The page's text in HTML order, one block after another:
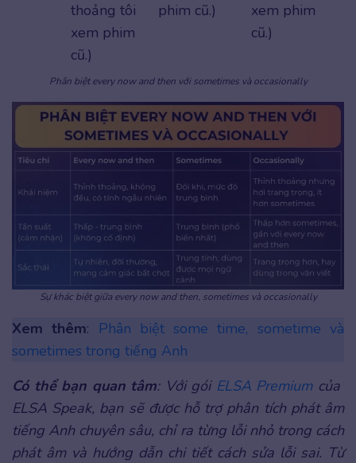
thoảng tôi
xem phim
cũ.)
phim cũ.)
xem phim
cũ.)
Phân biệt every now and then với sometimes và occasionally
Sự khác biệt giữa every now and then, sometimes và occasionally
Xem thêm:
Phân biệt some time, sometime và
sometimes trong tiếng Anh
Có thể bạn quan tâm: Với gói ELSA Premiumcủa
ELSA Speak, bạn sẽ được hỗ trợ phân tích phát âm
tiếng Anh chuyên sâu, chỉ ra từng lỗi nhỏ trong cách
phát âm và hướng dẫn chi tiết cách sửa lỗi sai. Từ